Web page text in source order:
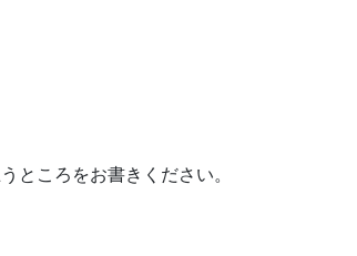
ところをお書きください。